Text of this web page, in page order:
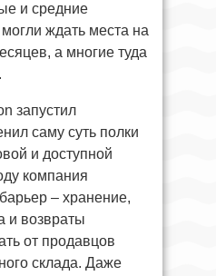
и средние
ждать места на
а многие туда
запустил
саму суть полки
и доступной
компания
– хранение,
и возвраты
от продавцов
склада. Даже